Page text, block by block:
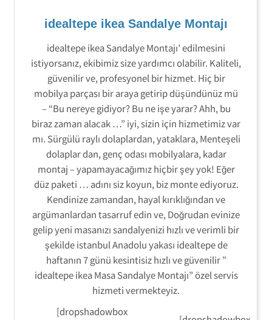
idealtepe ikea Sandalye Montajı
idealtepe ikea Sandalye Montajı’ edilmesini
istiyorsanız, ekibimiz size yardımcı olabilir. Kaliteli,
güvenilir ve, profesyonel bir hizmet. Hiç bir
mobilya parçası bir araya getirip düşündünüz mü
– “Bu nereye gidiyor? Bu ne işe yarar? Ahh, bu
biraz zaman alacak …” iyi, sizin için hizmetimiz var
mı. Sürgülü raylı dolaplardan, yataklara, Menteşeli
dolaplar dan, genç odası mobilyalara, kadar
montaj – yapamayacağımız hiçbir şey yok! Eğer
düz paketi … adını siz koyun, biz monte ediyoruz.
Kendinize zamandan, hayal kırıklığından ve
argümanlardan tasarruf edin ve, Doğrudan evinize
gelip yeni masanızı sandalyenizi hızlı ve verimli bir
şekilde istanbul Anadolu yakası idealtepe de
haftanın 7 günü kesintisiz hızlı ve güvenilir ”
idealtepe ikea Masa Sandalye Montajı” özel servis
hizmeti vermekteyiz.
[dropshadowbox